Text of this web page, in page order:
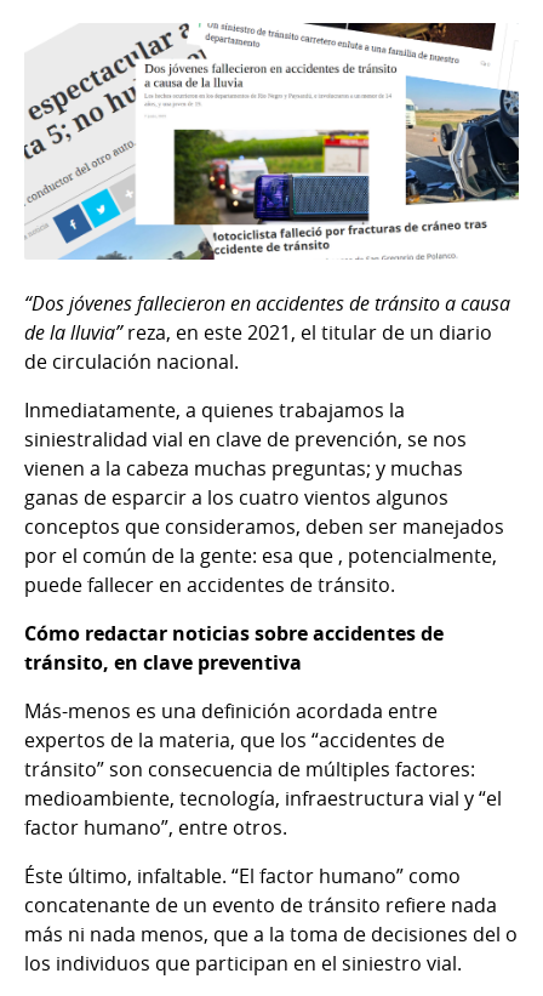
“Dos jóvenes fallecieron en accidentes de tránsito a causa
de la lluvia”reza, en este 2021, el titular de un diario
de circulación nacional.
Inmediatamente, a quienes trabajamos la
siniestralidad vial en clave de prevención, se nos
vienen a la cabeza muchas preguntas; y muchas
ganas de esparcir a los cuatro vientos algunos
conceptos que consideramos, deben ser manejados
por el común de la gente: esa que , potencialmente,
puede fallecer en accidentes de tránsito.
Cómo redactar noticias sobre accidentes de
tránsito, en clave preventiva
Más-menos es una definición acordada entre
expertos de la materia, que los “accidentes de
tránsito” son consecuencia de múltiples factores:
medioambiente, tecnología, infraestructura vial y “el
factor humano”, entre otros.
Éste último, infaltable. “El factor humano” como
concatenante de un evento de tránsito refiere nada
más ni nada menos, que a la toma de decisiones del o
los individuos que participan en el siniestro vial.